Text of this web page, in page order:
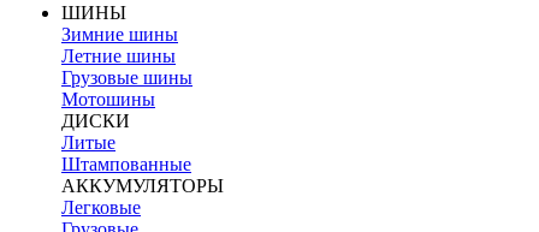
ШИНЫ
Зимние шины
Летние шины
Грузовые шины
Мотошины
ДИСКИ
Литые
Штампованные
АККУМУЛЯТОРЫ
Легковые